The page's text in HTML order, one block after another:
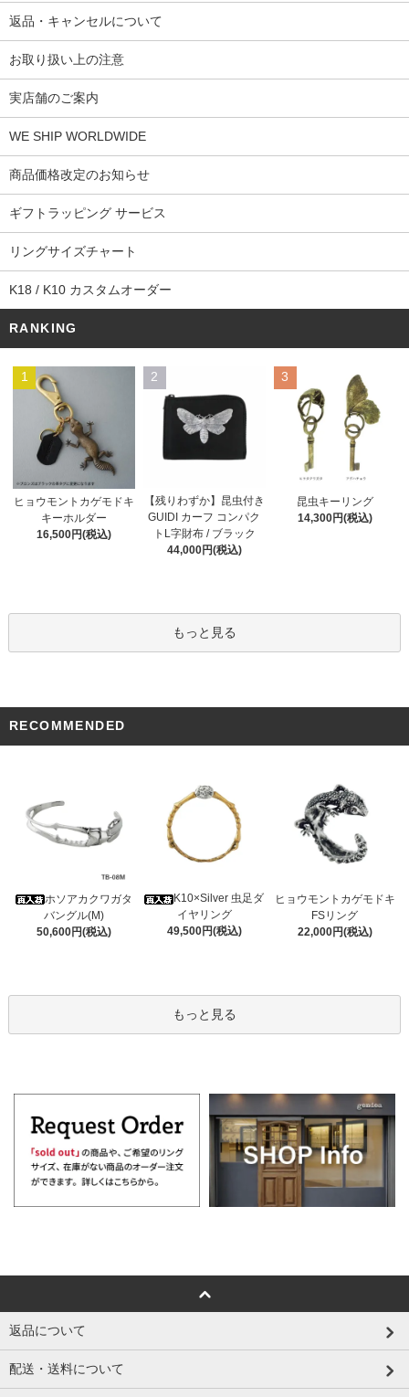
返品・キャンセルについて
お取り扱い上の注意
実店舗のご案内
WE SHIP WORLDWIDE
商品価格改定のお知らせ
ギフトラッピング サービス
リングサイズチャート
K18 / K10 カスタムオーダー
RANKING
1
ヒョウモントカゲモドキ
キーホルダー
16,500円(税込)
2
【残りわずか】昆虫付き
GUIDI カーフ コンパク
トL字財布 / ブラック
44,000円(税込)
3
昆虫キーリング
14,300円(税込)
もっと見る
RECOMMENDED
ホソアカクワガタ
バングル(M)
50,600円(税込)
K10×Silver 虫足ダ
イヤリング
49,500円(税込)
ヒョウモントカゲモドキ
FSリング
22,000円(税込)
もっと見る
返品について
配送・送料について